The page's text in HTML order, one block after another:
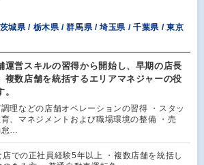
茨城県 / 栃木県 / 群馬県 / 埼玉県 / 千葉県 / 東京
運営スキルの習得から開始し、早期の店長
複数店舗を統括するエリアマネジャーの役
調理などの店舗オペレーションの習得 ・スタッ
、マネジメントおよび職場環境の整備 ・売
…
店での正社員経験5年以上 ・複数店舗を統括し